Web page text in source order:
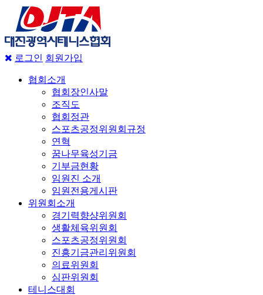
로그인 회원가입
협회소개
협회장인사말
조직도
협회정관
스포츠공정위원회규정
연혁
꿈나무육성기금
기부금현황
임원진 소개
임원전용게시판
위원회소개
경기력향샹위원회
생활체육위원회
스포츠공정위원회
진흥기금관리위원회
의료위원회
심판위원회
테니스대회